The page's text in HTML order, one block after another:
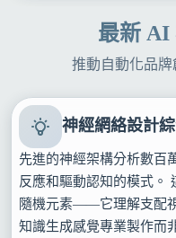
最新 AI
推動自動化品
神經網絡設計
先進的神經架構分析數百
反應和驅動認知的模式。
隨機元素——它理解支配
知識生成感覺專業製作而